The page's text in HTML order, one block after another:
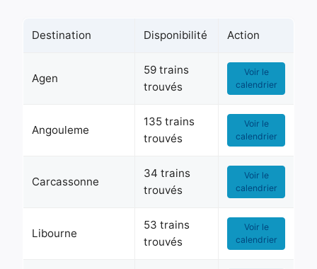
Destination Disponibilité Action
Agen
59 trains
trouvés
Voir le
calendrier
Angouleme
135 trains
trouvés
Voir le
calendrier
Carcassonne
34 trains
trouvés
Voir le
calendrier
Libourne
53 trains
trouvés
Voir le
calendrier